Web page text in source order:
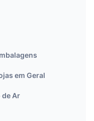
em Geral
de Ar